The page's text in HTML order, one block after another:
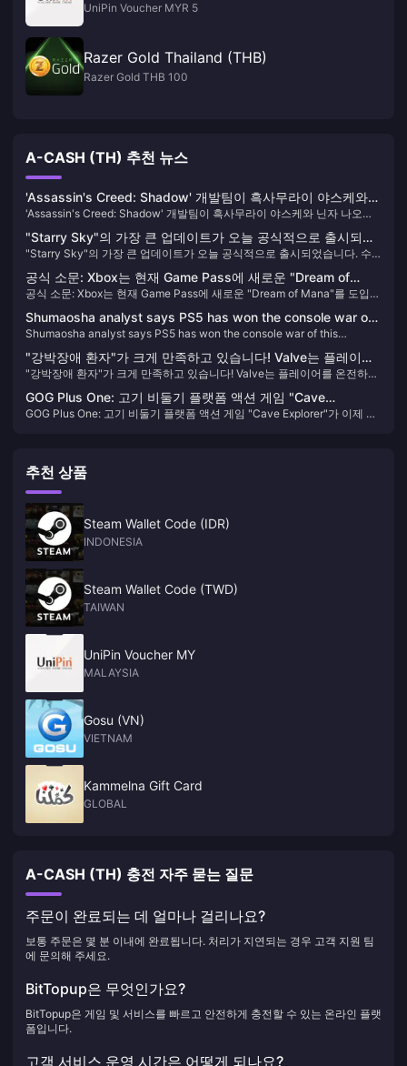
UniPin Voucher MYR 5
Razer Gold Thailand (THB)
Razer Gold THB 100
A-CASH (TH) 추천 뉴스
'Assassin's Creed: Shadow' 개발팀이 흑사무라이 야스케와
닌자 나오를 선택한 이유를 설명합니다.
'Assassin's Creed: Shadow' 개발팀이 흑사무라이 야스케와 닌자 나오를
"Starry Sky"의 가장 큰 업데이트가 오늘 공식적으로 출시되었
습니다. 수많은 문제를 수정하고 게임 경험을 개선했습니다.
"Starry Sky"의 가장 큰 업데이트가 오늘 공식적으로 출시되었습니다. 수
공식 소문: Xbox는 현재 Game Pass에 새로운 "Dream of
Mana"를 도입할 계획이 없습니다.
공식 소문: Xbox는 현재 Game Pass에 새로운 "Dream of Mana"를 도입할
Shumaosha analyst says PS5 has won the console war of
this generation
Shumaosha analyst says PS5 has won the console war of this
"강박장애 환자"가 크게 만족하고 있습니다! Valve는 플레이어
를 온전하게 만들기 위해 자동으로 1점을 제공합니다.
"강박장애 환자"가 크게 만족하고 있습니다! Valve는 플레이어를 온전하게
GOG Plus One: 고기 비둘기 플랫폼 액션 게임 "Cave
Explorer"가 이제 무료로 제공됩니다.
GOG Plus One: 고기 비둘기 플랫폼 액션 게임 "Cave Explorer"가 이제 무
추천 상품
Steam Wallet Code (IDR)
INDONESIA
Steam Wallet Code (TWD)
TAIWAN
UniPin Voucher MY
MALAYSIA
Gosu (VN)
VIETNAM
Kammelna Gift Card
GLOBAL
A-CASH (TH) 충전 자주 묻는 질문
주문이 완료되는 데 얼마나 걸리나요?
보통 주문은 몇 분 이내에 완료됩니다. 처리가 지연되는 경우 고객 지원 팀
에 문의해 주세요.
BitTopup은 무엇인가요?
BitTopup은 게임 및 서비스를 빠르고 안전하게 충전할 수 있는 온라인 플랫
폼입니다.
고객 서비스 운영 시간은 어떻게 되나요?